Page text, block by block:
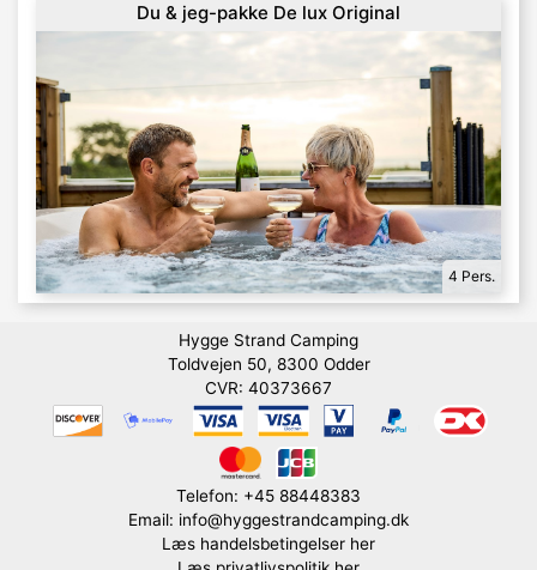
Du & jeg-pakke De lux Original
4 Pers.
Hygge Strand Camping
Toldvejen 50, 8300 Odder
CVR: 40373667
Telefon: +45 88448383
Email: info@hyggestrandcamping.dk
Læs handelsbetingelser her